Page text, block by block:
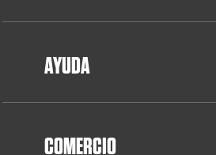
AYUDA
COMERCIO